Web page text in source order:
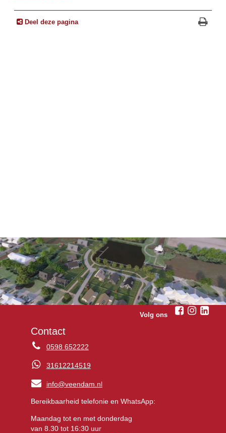
Deel deze pagina
Volg ons
Contact
0598 652222
31612214519
info@veendam.nl
Bereikbaarheid telefonie en WhatsApp:
Maandag tot en met donderdag
van 8.30 tot 16:30 uur